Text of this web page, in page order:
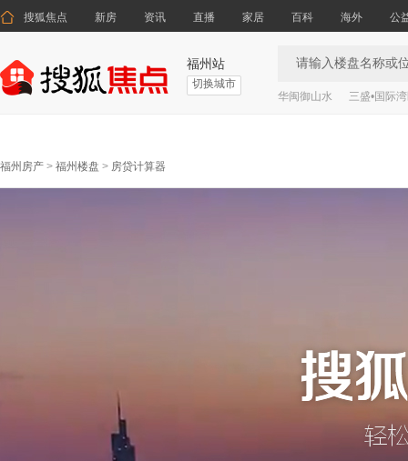
 搜狐焦点 新房 资讯 直播 家居 百科 海外 公
福州站
切换城市
华闽御山水
三盛•国际
福州房产 > 福州楼盘 > 房贷计算器